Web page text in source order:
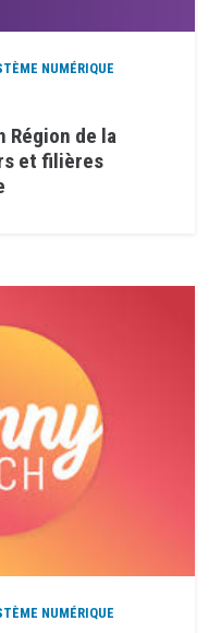
NUMÉRIQUE
Région de la
et filières
NUMÉRIQUE